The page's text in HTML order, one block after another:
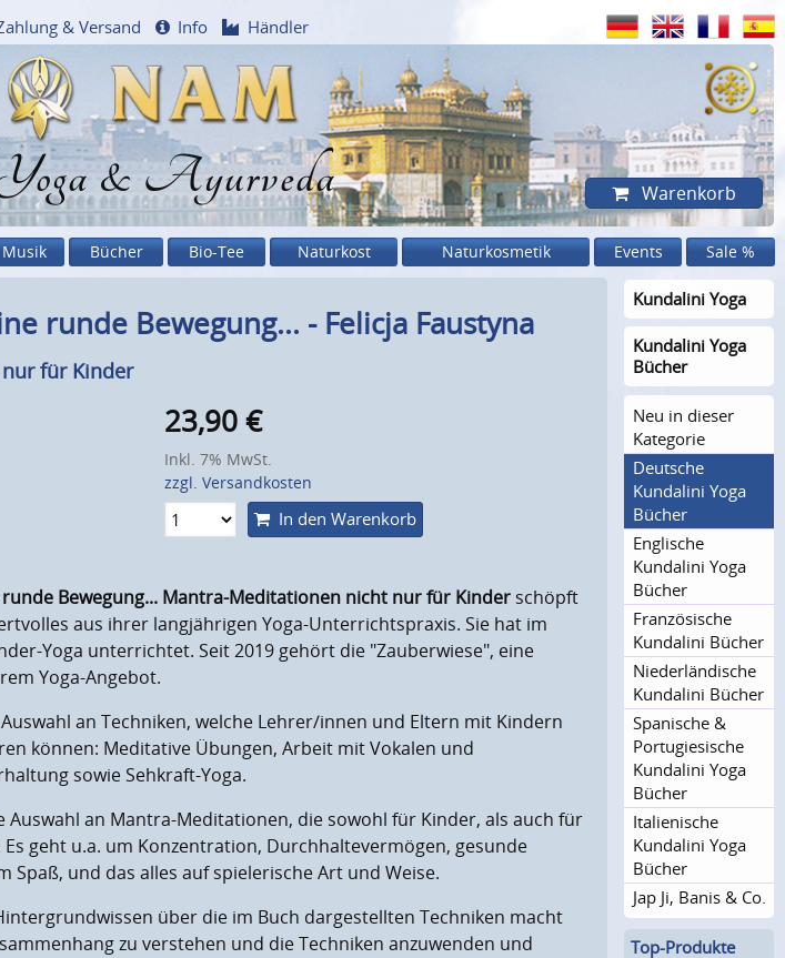
& Ayurveda
& Versand Info Händler
Warenkorb
Musik Bücher Bio-Tee Naturkost Naturkosmetik Events Sale %
runde Bewegung... - Felicja Faustyna
für Kinder
23,90€
Inkl. 7% MwSt.
zzgl. Versandkosten
In den Warenkorb
Bewegung... Mantra-Meditationen nicht nur für Kinder schöpft
aus ihrer langjährigen Yoga-Unterrichtspraxis. Sie hat im
Yoga unterrichtet. Seit 2019 gehört die "Zauberwiese", eine
Yoga-Angebot.
an Techniken, welche Lehrer/innen und Eltern mit Kindern
können: Meditative Übungen, Arbeit mit Vokalen und
sowie Sehkraft-Yoga.
an Mantra-Meditationen, die sowohl für Kinder, als auch für
geht u.a. um Konzentration, Durchhaltevermögen, gesunde
Spaß, und das alles auf spielerische Art und Weise.
über die im Buch dargestellten Techniken macht
zu verstehen und die Techniken anzuwenden und
Kundalini Yoga
Kundalini Yoga
Bücher
Neu in dieser
Kategorie
Deutsche
Kundalini Yoga
Bücher
Englische
Kundalini Yoga
Bücher
Französische
Kundalini Bücher
Niederlän­dische
Kundalini Bücher
Spanische &
Portugie­sische
Kundalini Yoga
Bücher
Italienische
Kundalini Yoga
Bücher
Jap Ji, Banis & Co.
Top-Produkte